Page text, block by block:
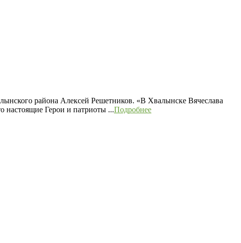
района Алексей Решетников. «В Хвалынске Вячеслава
настоящие Герои и патриоты ...Подробнее